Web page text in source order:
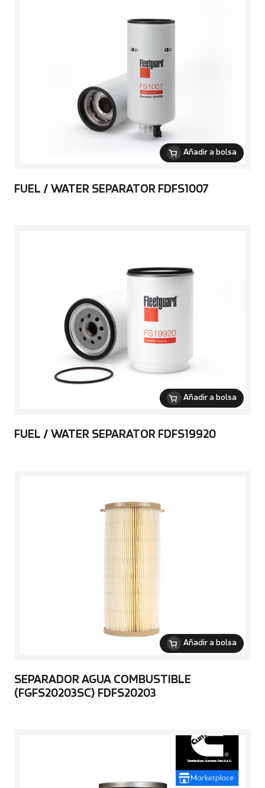
Añadir a bolsa
FUEL / WATER SEPARATOR FDFS1007
Añadir a bolsa
FUEL / WATER SEPARATOR FDFS19920
Añadir a bolsa
SEPARADOR AGUA COMBUSTIBLE
(FGFS20203SC) FDFS20203